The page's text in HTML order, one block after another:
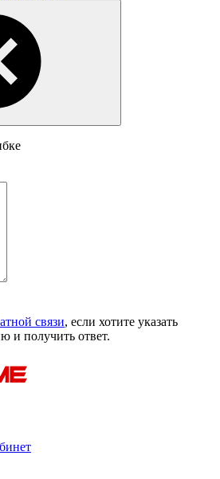
связи, если хотите указать
и получить ответ.